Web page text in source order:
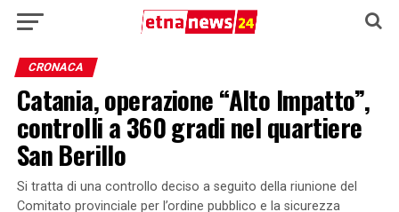
CRONACA
Catania, operazione “Alto Impatto”,
controlli a 360 gradi nel quartiere
San Berillo
Si tratta di una controllo deciso a seguito della riunione del
Comitato provinciale per l’ordine pubblico e la sicurezza